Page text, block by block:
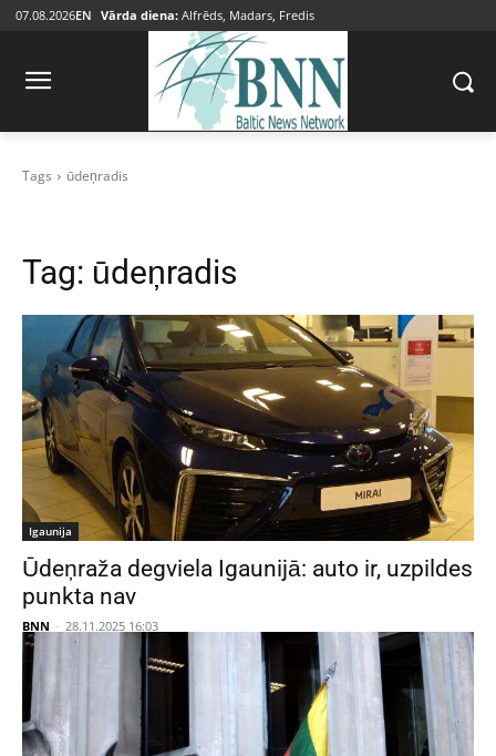
07.08.2026EN Vārda diena: Alfrēds, Madars, Fredis
Tags ūdeņradis
Tag: ūdeņradis
Igaunija
Ūdeņraža degviela Igaunijā: auto ir, uzpildes
punkta nav
BNN - 28.11.2025 16:03